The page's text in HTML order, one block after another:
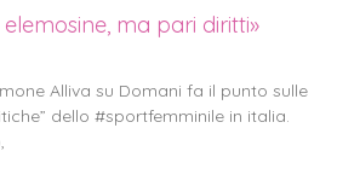
ma pari diritti»
Alliva su Domani fa il punto sulle
dello #sportfemminile in italia.